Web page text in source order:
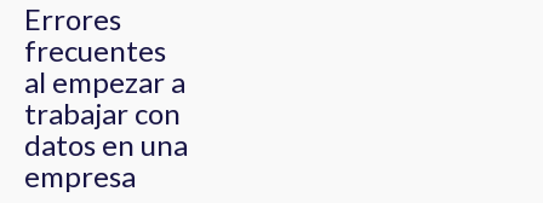
Errores
frecuentes
al empezar a
trabajar con
datos en una
empresa